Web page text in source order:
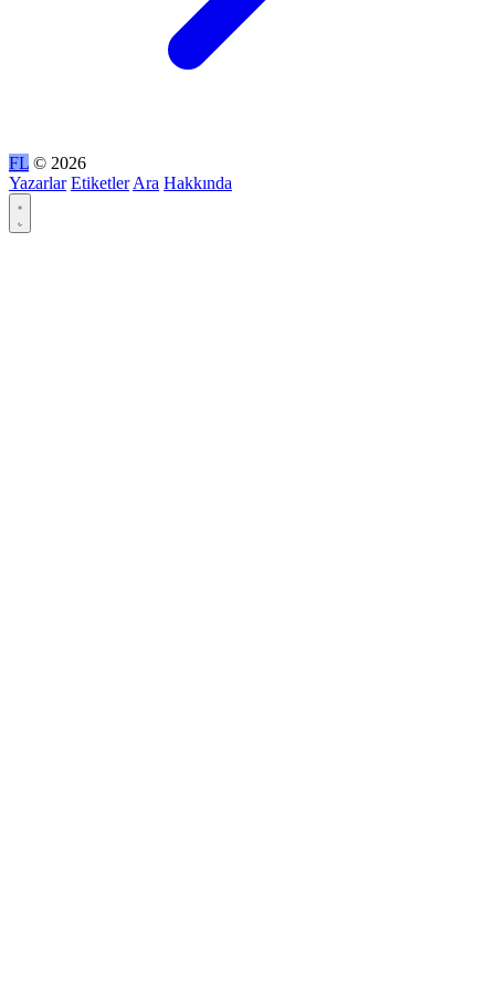
FL © 2026
Yazarlar Etiketler Ara Hakkında